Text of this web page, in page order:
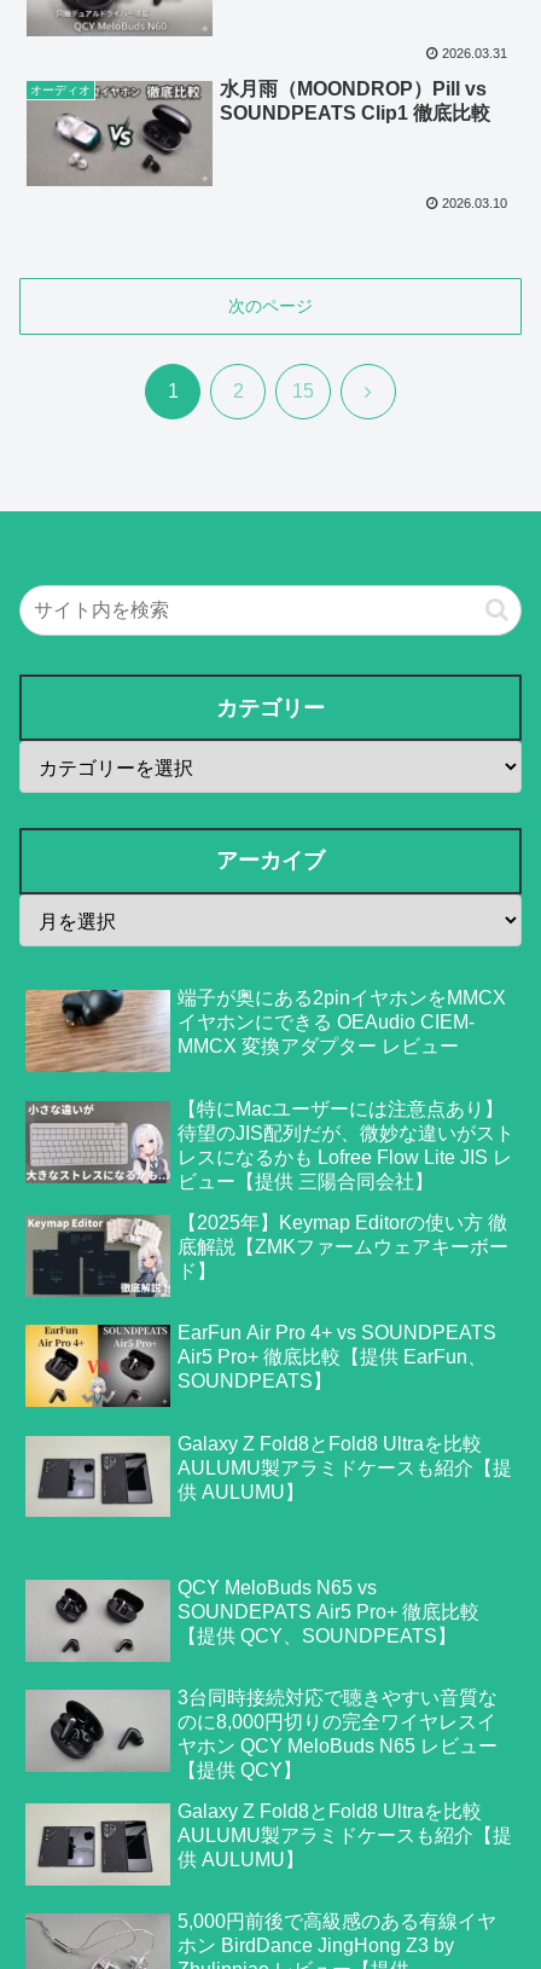
2026.03.31
オーディオ
水月雨（MOONDROP）Pill vs
SOUNDPEATS Clip1 徹底比較
2026.03.10
次のページ
1 2 15 次
カテゴリー
アーカイブ
端子が奥にある2pinイヤホンをMMCX
イヤホンにできる OEAudio CIEM-
MMCX 変換アダプター レビュー
【特にMacユーザーには注意点あり】
待望のJIS配列だが、微妙な違いがスト
レスになるかも Lofree Flow Lite JIS レ
ビュー【提供 三陽合同会社】
【2025年】Keymap Editorの使い方 徹
底解説【ZMKファームウェアキーボー
ド】
EarFun Air Pro 4+ vs SOUNDPEATS
Air5 Pro+ 徹底比較【提供 EarFun、
SOUNDPEATS】
Galaxy Z Fold8とFold8 Ultraを比較
AULUMU製アラミドケースも紹介【提
供 AULUMU】
QCY MeloBuds N65 vs
SOUNDEPATS Air5 Pro+ 徹底比較
【提供 QCY、SOUNDPEATS】
3台同時接続対応で聴きやすい音質な
のに8,000円切りの完全ワイヤレスイ
ヤホン QCY MeloBuds N65 レビュー
【提供 QCY】
Galaxy Z Fold8とFold8 Ultraを比較
AULUMU製アラミドケースも紹介【提
供 AULUMU】
5,000円前後で高級感のある有線イヤ
ホン BirdDance JingHong Z3 by